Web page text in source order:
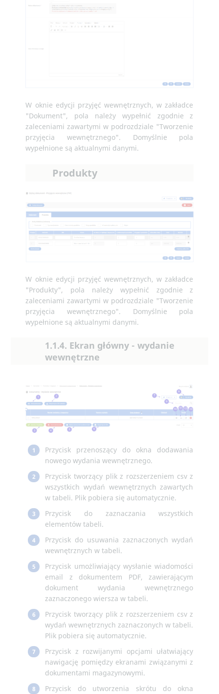
W oknie edycji przyjęć wewnętrznych, w zakładce
"Dokument", pola należy wypełnić zgodnie z
zaleceniami zawartymi w podrozdziale "Tworzenie
przyjęcia wewnętrznego". Domyślnie pola
wypełnione są aktualnymi danymi.
Produkty
W oknie edycji przyjęć wewnętrznych, w zakładce
"Produkty", pola należy wypełnić zgodnie z
zaleceniami zawartymi w podrozdziale "Tworzenie
przyjęcia wewnętrznego". Domyślnie pola
wypełnione są aktualnymi danymi.
1.1.4. Ekran główny - wydanie
wewnętrzne
1
Przycisk przenoszący do okna dodawania
nowego wydania wewnętrznego.
2
Przycisk tworzący plik z rozszerzeniem csv z
wszystkich wydań wewnętrznych zawartych
w tabeli. Plik pobiera się automatycznie.
3
Przycisk do zaznaczania wszystkich
elementów tabeli.
4
Przycisk do usuwania zaznaczonych wydań
wewnętrznych w tabeli.
5
Przycisk umożliwiający wysłanie wiadomości
email z dokumentem PDF, zawierającym
dokument wydania wewnętrznego
zaznaczonego wiersza w tabeli.
6
Przycisk tworzący plik z rozszerzeniem csv z
wydań wewnętrznych zaznaczonych w tabeli.
Plik pobiera się automatycznie.
7
Przycisk z rozwijanymi opcjami ułatwiający
nawigację pomiędzy ekranami związanymi z
dokumentami magazynowymi.
8
Przycisk do utworzenia skrótu do okna